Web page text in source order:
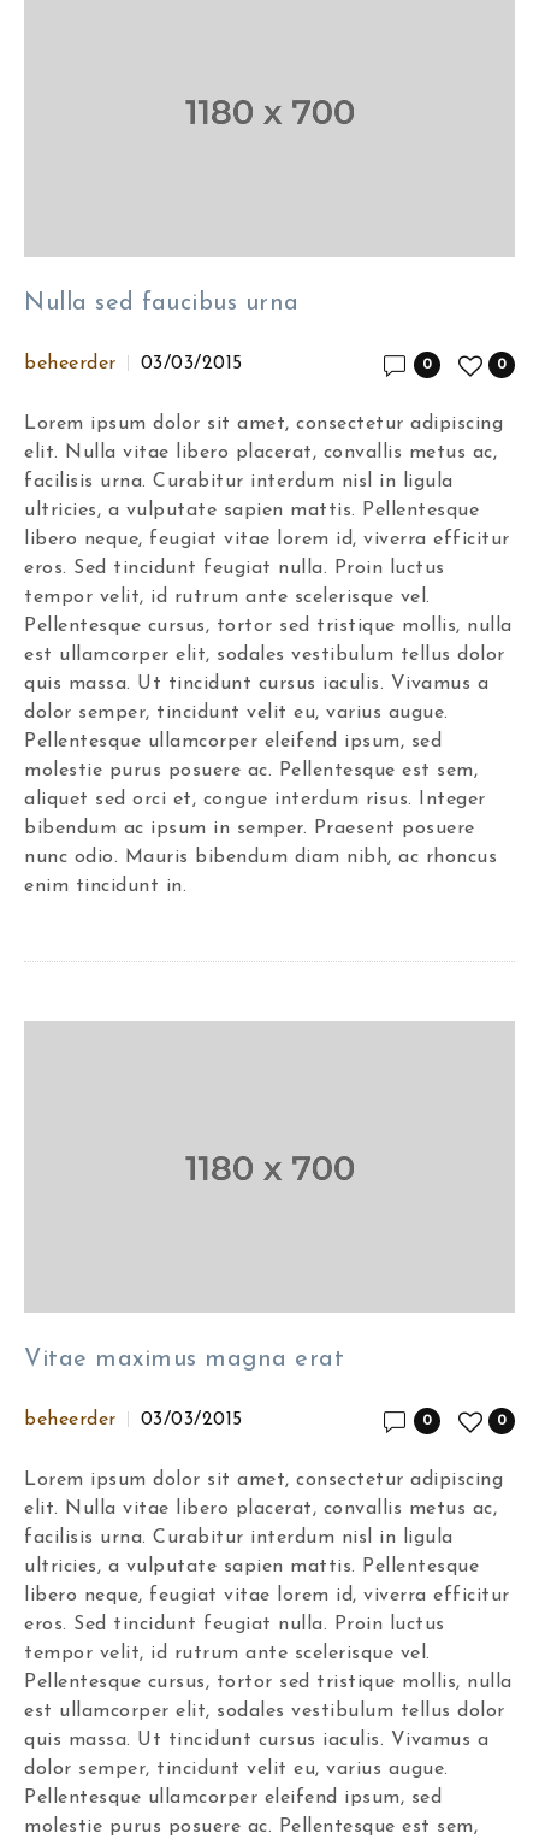
Nulla sed faucibus urna
beheerder 03/03/2015 0
0
Lorem ipsum dolor sit amet, consectetur adipiscing
elit. Nulla vitae libero placerat, convallis metus ac,
facilisis urna. Curabitur interdum nisl in ligula
ultricies, a vulputate sapien mattis. Pellentesque
libero neque, feugiat vitae lorem id, viverra efficitur
eros. Sed tincidunt feugiat nulla. Proin luctus
tempor velit, id rutrum ante scelerisque vel.
Pellentesque cursus, tortor sed tristique mollis, nulla
est ullamcorper elit, sodales vestibulum tellus dolor
quis massa. Ut tincidunt cursus iaculis. Vivamus a
dolor semper, tincidunt velit eu, varius augue.
Pellentesque ullamcorper eleifend ipsum, sed
molestie purus posuere ac. Pellentesque est sem,
aliquet sed orci et, congue interdum risus. Integer
bibendum ac ipsum in semper. Praesent posuere
nunc odio. Mauris bibendum diam nibh, ac rhoncus
enim tincidunt in.
Vitae maximus magna erat
beheerder 03/03/2015 0
0
Lorem ipsum dolor sit amet, consectetur adipiscing
elit. Nulla vitae libero placerat, convallis metus ac,
facilisis urna. Curabitur interdum nisl in ligula
ultricies, a vulputate sapien mattis. Pellentesque
libero neque, feugiat vitae lorem id, viverra efficitur
eros. Sed tincidunt feugiat nulla. Proin luctus
tempor velit, id rutrum ante scelerisque vel.
Pellentesque cursus, tortor sed tristique mollis, nulla
est ullamcorper elit, sodales vestibulum tellus dolor
quis massa. Ut tincidunt cursus iaculis. Vivamus a
dolor semper, tincidunt velit eu, varius augue.
Pellentesque ullamcorper eleifend ipsum, sed
molestie purus posuere ac. Pellentesque est sem,